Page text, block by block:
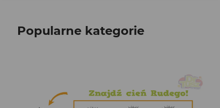
Popularne kategorie